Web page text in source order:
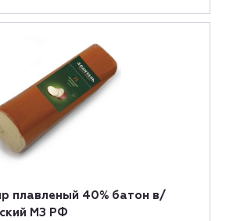
плавленый 40% батон в/
МЗ РФ